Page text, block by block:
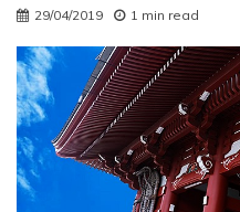
29/04/2019 1 min read